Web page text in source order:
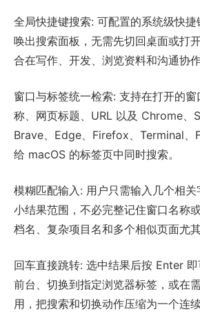
全局快捷键搜索: 可配置的系统级快捷
唤出搜索面板，无需先切回桌面或打
合在写作、开发、浏览资料和沟通协
窗口与标签统一检索: 支持在打开的窗
称、网页标题、URL 以及 Chrome、
Brave、Edge、Firefox、Terminal、
给 macOS 的标签页中同时搜索。
模糊匹配输入: 用户只需输入几个相
小结果范围，不必完整记住窗口名称
档名、复杂项目名和多个相似页面尤其
回车直接跳转: 选中结果后按 Enter
前台、切换到指定浏览器标签，或在
用，把搜索和切换动作压缩为一个连续